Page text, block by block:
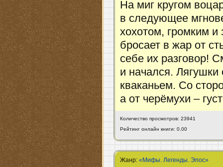
На миг кругом
в следующее
хохотом, громким и
бросает в жар от
себе их разговор!
и начался.
кваканьем. Со
а от черёмухи –
Количество просмотров: 23941
Рейтинг онлайн книги: 0.00
Жанр:«Мифы. Легенды. Эпос»